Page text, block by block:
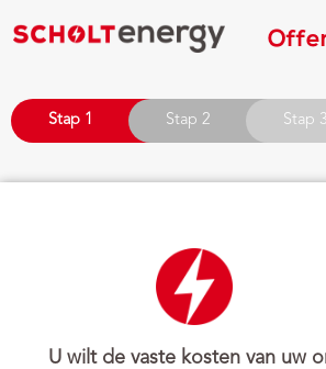
Stap 1 Stap 2 Stap 3
U wilt de vaste kosten van uw